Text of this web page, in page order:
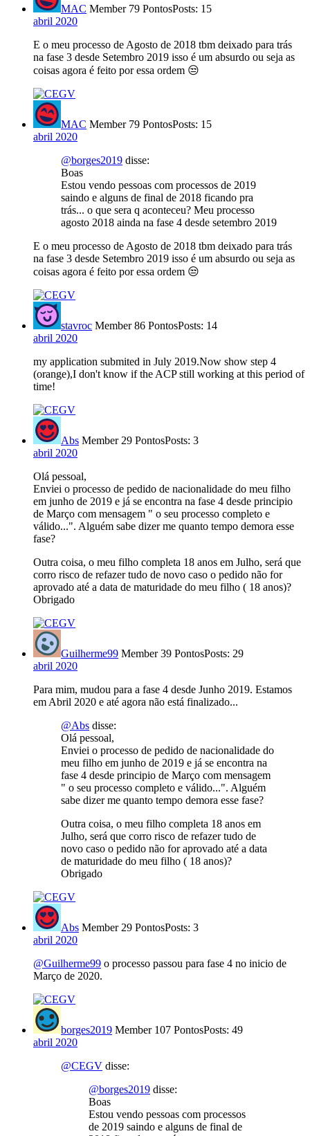
MAC Member 79 PontosPosts: 15
abril 2020
E o meu processo de Agosto de 2018 tbm deixado para trás
na fase 3 desde Setembro 2019 isso é um absurdo ou seja as
coisas agora é feito por essa ordem 😒
MAC Member 79 PontosPosts: 15
abril 2020
@borges2019 disse:
Boas
Estou vendo pessoas com processos de 2019
saindo e alguns de final de 2018 ficando pra
trás... o que sera q aconteceu? Meu processo
agosto 2018 ainda na fase 4 desde setembro 2019
E o meu processo de Agosto de 2018 tbm deixado para trás
na fase 3 desde Setembro 2019 isso é um absurdo ou seja as
coisas agora é feito por essa ordem 😒
stavroc Member 86 PontosPosts: 14
abril 2020
my application submited in July 2019.Now show step 4
(orange),I don't know if the ACP still working at this period of
time!
Abs Member 29 PontosPosts: 3
abril 2020
Olá pessoal,
Enviei o processo de pedido de nacionalidade do meu filho
em junho de 2019 e já se encontra na fase 4 desde principio
de Março com mensagem " o seu processo completo e
válido...". Alguém sabe dizer me quanto tempo demora esse
fase?
Outra coisa, o meu filho completa 18 anos em Julho, será que
corro risco de refazer tudo de novo caso o pedido não for
aprovado até a data de maturidade do meu filho ( 18 anos)?
Obrigado
Guilherme99 Member 39 PontosPosts: 29
abril 2020
Para mim, mudou para a fase 4 desde Junho 2019. Estamos
em Abril 2020 e até agora não está finalizado...
@Abs disse:
Olá pessoal,
Enviei o processo de pedido de nacionalidade do
meu filho em junho de 2019 e já se encontra na
fase 4 desde principio de Março com mensagem
" o seu processo completo e válido...". Alguém
sabe dizer me quanto tempo demora esse fase?
Outra coisa, o meu filho completa 18 anos em
Julho, será que corro risco de refazer tudo de
novo caso o pedido não for aprovado até a data
de maturidade do meu filho ( 18 anos)?
Obrigado
Abs Member 29 PontosPosts: 3
abril 2020
@Guilherme99 o processo passou para fase 4 no inicio de
Março de 2020.
borges2019 Member 107 PontosPosts: 49
abril 2020
@CEGV disse:
@borges2019 disse:
Boas
Estou vendo pessoas com processos
de 2019 saindo e alguns de final de